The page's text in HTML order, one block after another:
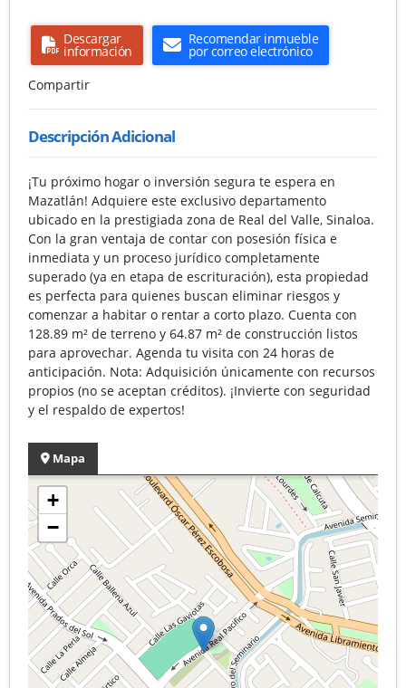
Descargar
información
Recomendar inmueble
por correo electrónico
Compartir
Descripción Adicional
¡Tu próximo hogar o inversión segura te espera en
Mazatlán! Adquiere este exclusivo departamento
ubicado en la prestigiada zona de Real del Valle, Sinaloa.
Con la gran ventaja de contar con posesión física e
inmediata y un proceso jurídico completamente
superado (ya en etapa de escrituración), esta propiedad
es perfecta para quienes buscan eliminar riesgos y
comenzar a habitar o rentar a corto plazo. Cuenta con
128.89 m² de terreno y 64.87 m² de construcción listos
para aprovechar. Agenda tu visita con 24 horas de
anticipación. Nota: Adquisición únicamente con recursos
propios (no se aceptan créditos). ¡Invierte con seguridad
y el respaldo de expertos!
Mapa
+
−